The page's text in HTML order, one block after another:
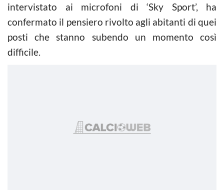
intervistato ai microfoni di ‘Sky Sport’, ha
confermato il pensiero rivolto agli abitanti di quei
posti che stanno subendo un momento così
difficile.